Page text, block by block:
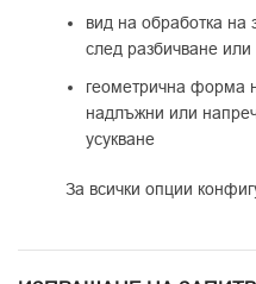
вид на обработка на
след разбичване
геометрична форма
надлъжни или
усукване
За всички опции